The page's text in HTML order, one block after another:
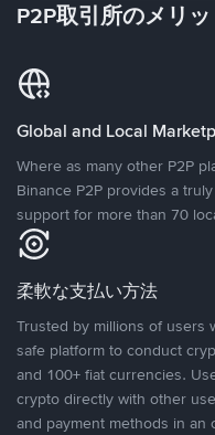
P2P取引所のメリッ
Global and Local
Where as many other P2P
Binance P2P provides a
support for more than 70
柔軟な支払い方法
Trusted by millions of users
safe platform to conduct
and 100+ fiat currencies.
crypto directly with other
and payment methods in an